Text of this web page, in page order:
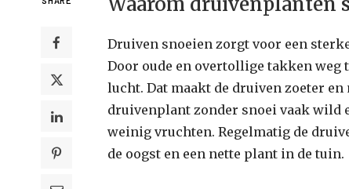
Druiven snoeien zorgt voor een
Door oude en overtollige takken
lucht. Dat maakt de druiven zoeter
druivenplant zonder snoei vaak wild
weinig vruchten. Regelmatig de
de oogst en een nette plant in de tuin.